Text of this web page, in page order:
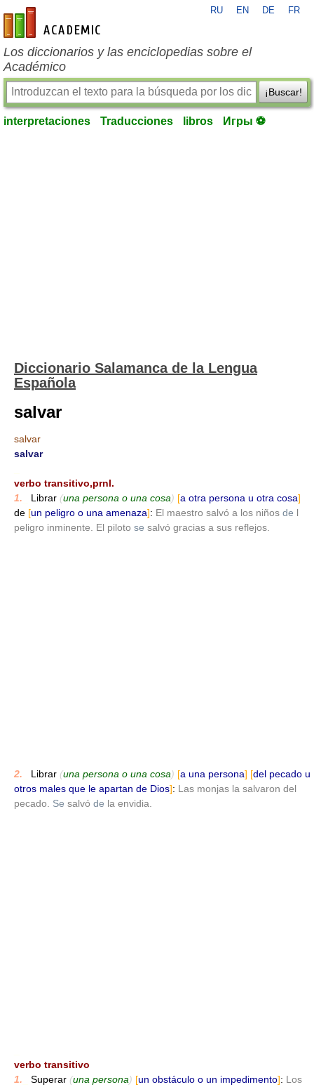
es-academic.com
RU EN DE FR
Los diccionarios y las enciclopedias sobre el
Académico
¡Buscar!
interpretaciones Traducciones libros Игры ⚽
Diccionario Salamanca de la Lengua
Española
salvar
salvar
salvar
verbo transitivo,prnl.
1.
Librar (una persona o una cosa) [a otra persona u otra cosa]
de [un peligro o una amenaza]: El maestro salvó a los niños de l
peligro inminente. El piloto se salvó gracias a sus reflejos.
2. Librar (una persona o una cosa) [a una persona] [del pecado u
otros males que le apartan de Dios]: Las monjas la salvaron del
pecado. Se salvó de la envidia.
verbo transitivo
1.
Superar (una persona) [un obstáculo o un impedimento]: Los